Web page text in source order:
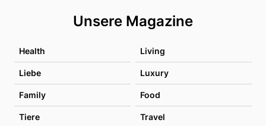
Unsere Magazine
Health Living
Liebe Luxury
Family Food
Tiere Travel